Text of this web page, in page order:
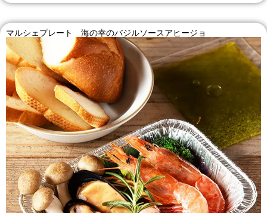
マルシェプレート 海の幸のバジルソースアヒージョ